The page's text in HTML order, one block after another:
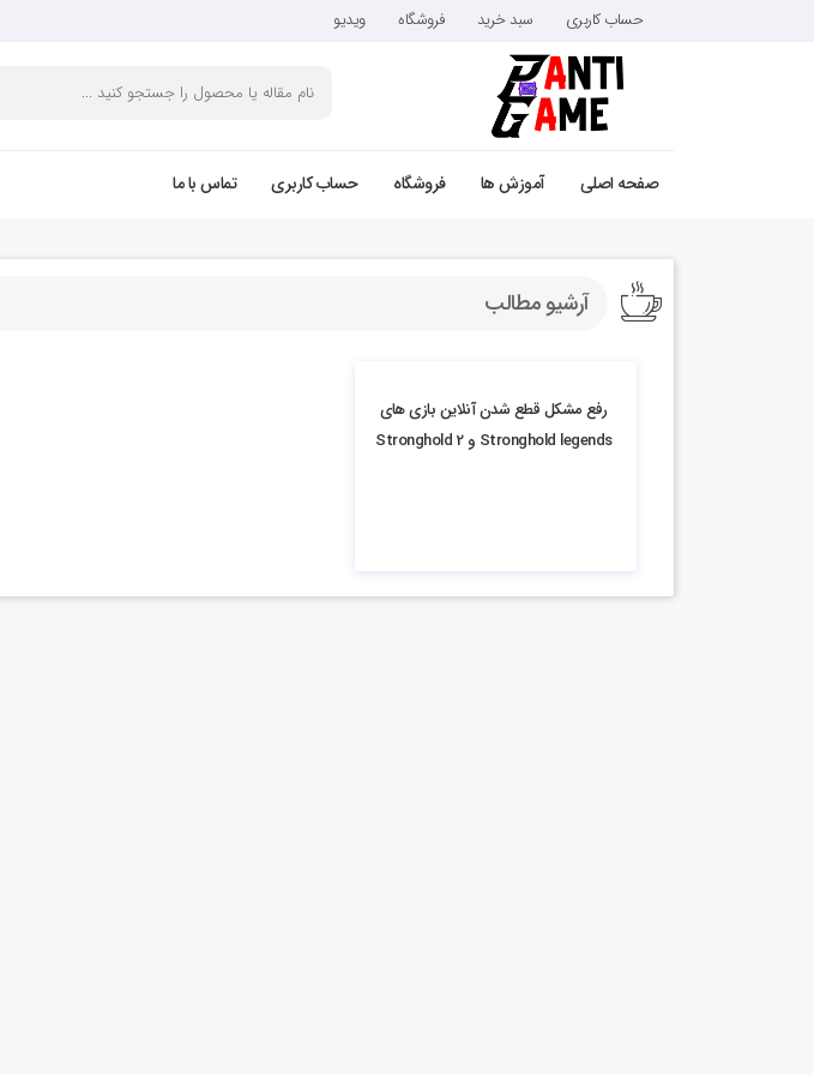
حساب کاربری سبد خرید فروشگاه ویدیو
صفحه اصلی آموزش ها فروشگاه حساب کاربری تماس با ما
آرشیو مطالب
رفع مشکل قطع شدن آنلاین بازی های
Stronghold legends و Stronghold 2